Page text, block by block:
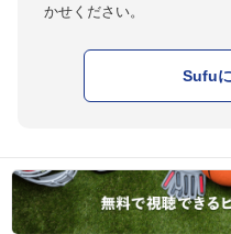
かせください。
Sufu